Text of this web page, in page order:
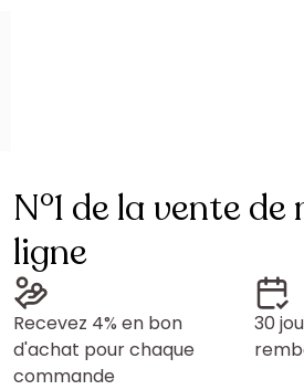
N°1 de la vente
ligne
Recevez 4% en bon
d'achat pour chaque
commande
30